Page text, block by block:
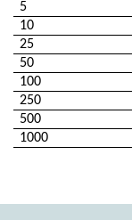
5
10
25
50
100
250
500
1000
konularda